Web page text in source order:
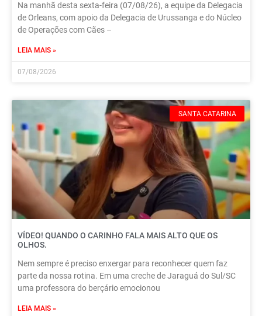
Na manhã desta sexta-feira (07/08/26), a equipe da Delegacia
de Orleans, com apoio da Delegacia de Urussanga e do Núcleo
de Operações com Cães –
LEIA MAIS »
07/08/2026
SANTA CATARINA
VÍDEO! QUANDO O CARINHO FALA MAIS ALTO QUE OS
OLHOS.
Nem sempre é preciso enxergar para reconhecer quem faz
parte da nossa rotina. Em uma creche de Jaraguá do Sul/SC
uma professora do berçário emocionou
LEIA MAIS »